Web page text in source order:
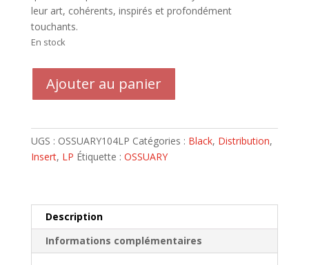
leur art, cohérents, inspirés et profondément
touchants.
En stock
LP
Requiem
Black
vinyl
limité
Ajouter au panier
UGS : OSSUARY104LP Catégories : Black, Distribution,
Insert, LP Étiquette : OSSUARY
Description
Informations complémentaires